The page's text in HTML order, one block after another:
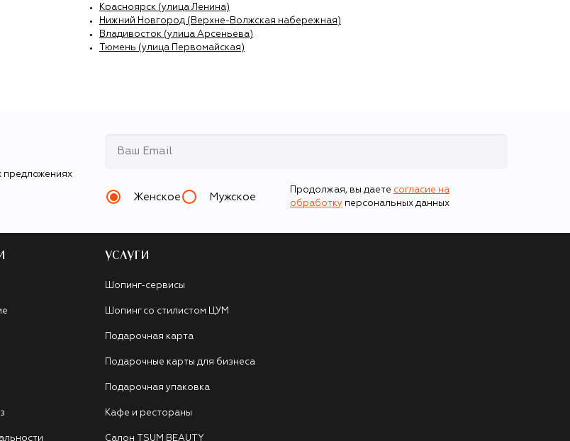
Красноярск (улица Ленина)
Нижний Новгород (Верхне-Волжская набережная)
Владивосток (улица Арсеньева)
Тюмень (улица Первомайская)
предложениях
Женское Мужское
Продолжая, вы даете согласие на
обработку персональных данных
УСЛУГИ
Шопинг-сервисы
Шопинг со стилистом ЦУМ
Подарочная карта
Подарочные карты для бизнеса
Подарочная упаковка
Кафе и рестораны
Салон TSUM BEAUTY